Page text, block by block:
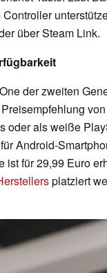
über Steam Link.
der zweiten
oder als weiße
Android-
ist für 29,99 Euro
platziert